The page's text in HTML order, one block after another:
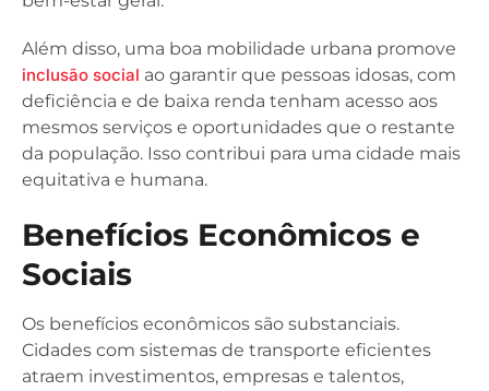
Além disso, uma boa mobilidade urbana promove
inclusão social ao garantir que pessoas idosas, com
deficiência e de baixa renda tenham acesso aos
mesmos serviços e oportunidades que o restante
da população. Isso contribui para uma cidade mais
equitativa e humana.
Benefícios Econômicos e
Sociais
Os benefícios econômicos são substanciais.
Cidades com sistemas de transporte eficientes
atraem investimentos, empresas e talentos,